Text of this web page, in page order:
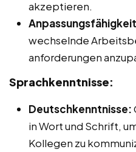
akzeptieren.
wechselnde
anforderungen
Sprachkenntnisse:
Deutschkenntnisse:
in Wort und Schrift,
Kollegen zu